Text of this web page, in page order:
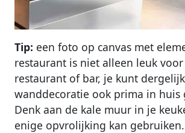
Tip: een foto op canvas met
restaurant is niet alleen leuk
restaurant of bar, je kunt
wanddecoratie ook prima in huis
Denk aan de kale muur in je
enige opvrolijking kan gebruiken.